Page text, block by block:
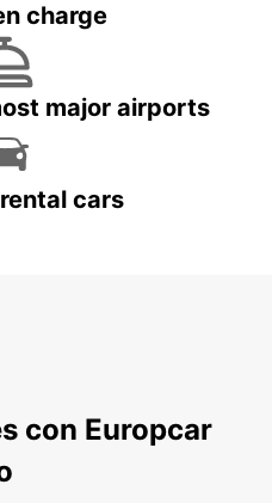
charge
major airports
cars
con Europcar